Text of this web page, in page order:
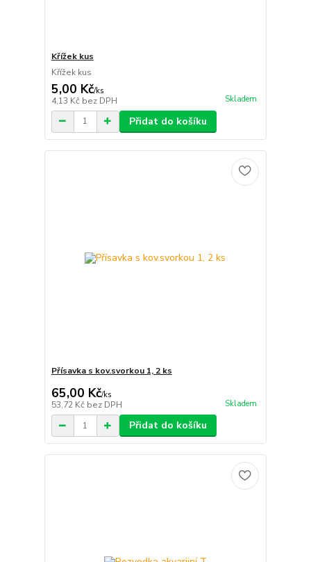
Křížek kus
Křížek kus
5,00 Kč/ks
4,13 Kč bez DPH Skladem
Přidat do košíku
Přísavka s kov.svorkou 1, 2 ks
65,00 Kč/ks
53,72 Kč bez DPH Skladem
Přidat do košíku